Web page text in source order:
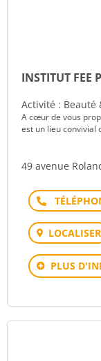
INSTITUT FEE
Activité : Beauté
A cœur de vous
est un lieu convivial
49 avenue
LOCALISER
PLUS